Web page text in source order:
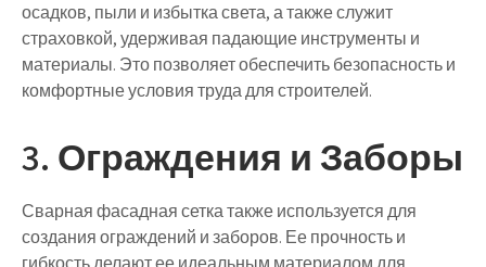
осадков, пыли и избытка света, а также служит
страховкой, удерживая падающие инструменты и
материалы. Это позволяет обеспечить безопасность и
комфортные условия труда для строителей.
3. Ограждения и Заборы
Сварная фасадная сетка также используется для
создания ограждений и заборов. Ее прочность и